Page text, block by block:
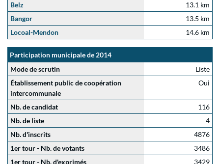
Belz
13.1 km
Bangor
13.5 km
Locoal-Mendon
14.6 km
Participation municipale de 2014
Mode de scrutin
Liste
Établissement public de coopération
intercommunale
Oui
Nb. de candidat
116
Nb. de liste
4
Nb. d'inscrits
4876
1er tour - Nb. de votants
3486
1er tour - Nb. d'exprimés
3429